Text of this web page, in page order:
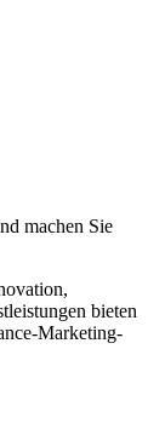
machen Sie
bieten
Marketing-